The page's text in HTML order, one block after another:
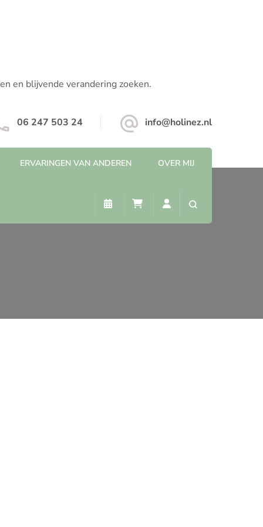
en blijvende verandering zoeken.
06 247 503 24 info@holinez.nl
ERVARINGEN VAN ANDEREN
OVER MIJ